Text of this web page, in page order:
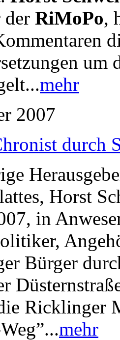
der RiMoPo,
mehr
2007
durch
Horst
in
Bürger
Ricklinger
mehr